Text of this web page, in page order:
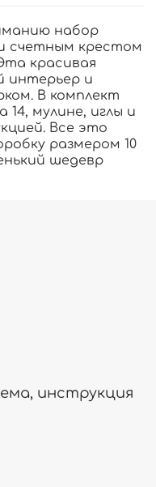
набор
счетным крестом
красивая
интерьер и
В комплект
14, мулине, иглы и
Все это
размером 10
шедевр
инструкция